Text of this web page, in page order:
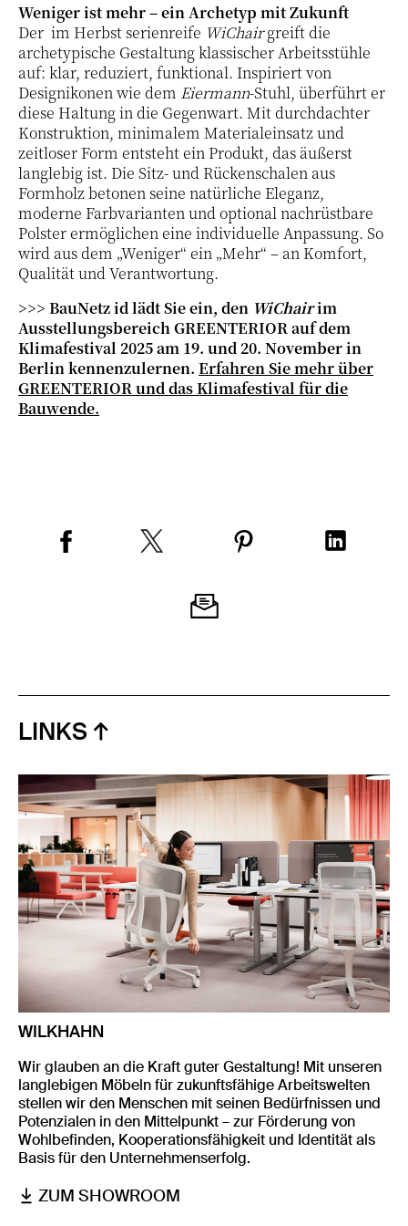
Weniger ist mehr – ein Archetyp mit Zukunft
Der im Herbst serienreife WiChairgreift die
archetypische Gestaltung klassischer Arbeitsstühle
auf: klar, reduziert, funktional. Inspiriert von
Designikonen wie dem Eiermann-Stuhl, überführt er
diese Haltung in die Gegenwart. Mit durchdachter
Konstruktion, minimalem Materialeinsatz und
zeitloser Form entsteht ein Produkt, das äußerst
langlebig ist. Die Sitz- und Rückenschalen aus
Formholz betonen seine natürliche Eleganz,
moderne Farbvarianten und optional nachrüstbare
Polster ermöglichen eine individuelle Anpassung. So
wird aus dem „Weniger“ ein „Mehr“ – an Komfort,
Qualität und Verantwortung.
>>> BauNetz id lädt Sie ein, den WiChairim
Ausstellungsbereich GREENTERIOR auf dem
Klimafestival 2025 am 19. und 20. November in
Berlin kennenzulernen. Erfahren Sie mehr über
GREENTERIOR und das Klimafestival für die
Bauwende.
LINKS
WILKHAHN
Wir glauben an die Kraft guter Gestaltung! Mit unseren
langlebigen Möbeln für zukunftsfähige Arbeitswelten
stellen wir den Menschen mit seinen Bedürfnissen und
Potenzialen in den Mittelpunkt – zur Förderung von
Wohlbefinden, Kooperationsfähigkeit und Identität als
Basis für den Unternehmenserfolg.
ZUM SHOWROOM